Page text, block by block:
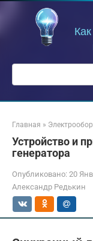
Поиск:
Главная »
Устройство и
генератора
Опубликовано: 20
Александр Редькин